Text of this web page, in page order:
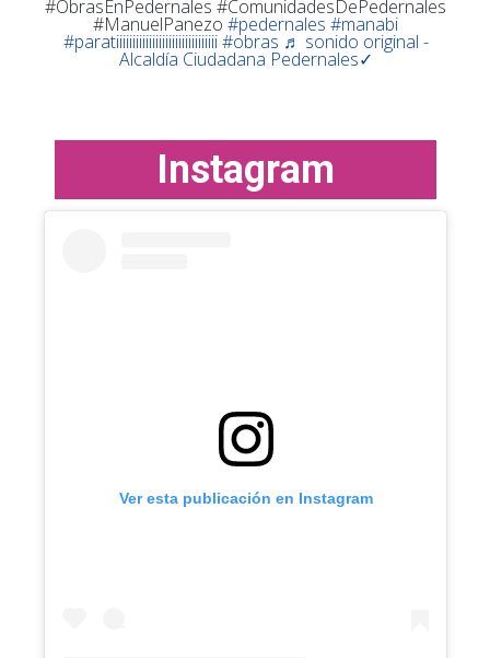
#ObrasEnPedernales #ComunidadesDePedernales
#ManuelPanezo #pedernales #manabi
#paratiiiiiiiiiiiiiiiiiiiiiiiiiiiiiii #obras ♬ sonido original -
Alcaldía Ciudadana Pedernales✓
Instagram
Ver esta publicación en Instagram